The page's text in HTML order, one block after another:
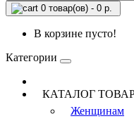
0 товар(ов) - 0 р.
В корзине пусто!
Категории
КАТАЛОГ
Женщинам